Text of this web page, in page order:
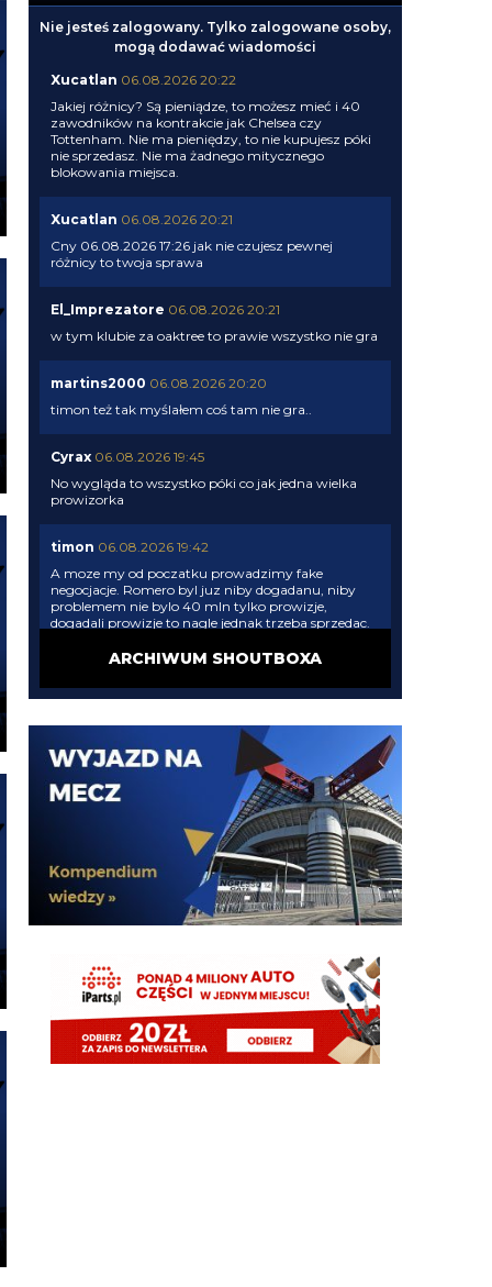
Nie jesteś zalogowany. Tylko zalogowane osoby,
mogą dodawać wiadomości
Xucatlan 06.08.2026 20:22
Jakiej różnicy? Są pieniądze, to możesz mieć i 40
zawodników na kontrakcie jak Chelsea czy
Tottenham. Nie ma pieniędzy, to nie kupujesz póki
nie sprzedasz. Nie ma żadnego mitycznego
blokowania miejsca.
Xucatlan 06.08.2026 20:21
Cny 06.08.2026 17:26 jak nie czujesz pewnej
różnicy to twoja sprawa
El_Imprezatore 06.08.2026 20:21
w tym klubie za oaktree to prawie wszystko nie gra
martins2000 06.08.2026 20:20
timon też tak myślałem coś tam nie gra..
Cyrax 06.08.2026 19:45
No wygląda to wszystko póki co jak jedna wielka
prowizorka
timon 06.08.2026 19:42
A moze my od poczatku prowadzimy fake
negocjacje. Romero byl juz niby dogadanu, niby
problemem nie bylo 40 mln tylko prowizje,
dogadali prowizje to nagle jednak trzeba sprzedac.
bagle by sie okazalo, ze w sumie to musimy
Bekowe te doniesienia i całe mercato. Po fiasku z
Palestrą: "Pieniądze zostaną zainwestowane w
klasowego obrońcę". Teraz podają, że Romero blisko
Ateltico i pojawiło się "Pieniądze zaoszczędzone na
Romero zostaną przeznaczone na Jonesa". Za
tydzień zapewne "Pieniądze zaoszczędzone na
Dżonsie zostaną wydane zimą". To okienko póki co
przebija wszystko
Claudio
06.08.2026 19:21
Claudio 06.08.2026 19:21
Argentynskie media: Romero blisko Atletico.
Rebelde
ARCHIWUM SHOUTBOXA